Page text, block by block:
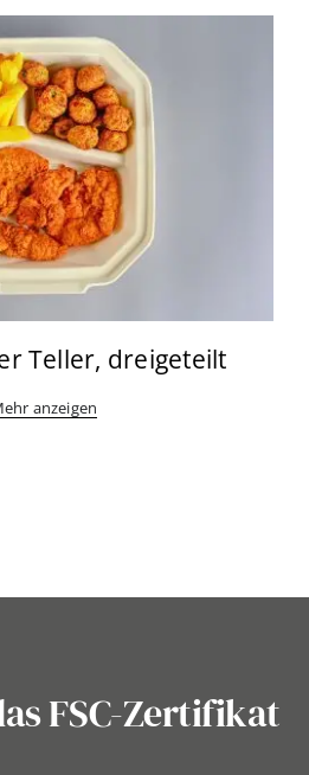
Teller, dreigeteilt
anzeigen
FSC-Zertifikat